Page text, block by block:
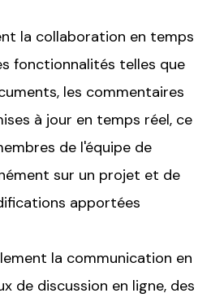
la collaboration en temps
fonctionnalités telles que
les commentaires
à jour en temps réel, ce
de l'équipe de
sur un projet et de
apportées
la communication en
de discussion en ligne, des